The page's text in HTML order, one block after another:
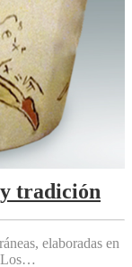
tradición
elaboradas en
Los…